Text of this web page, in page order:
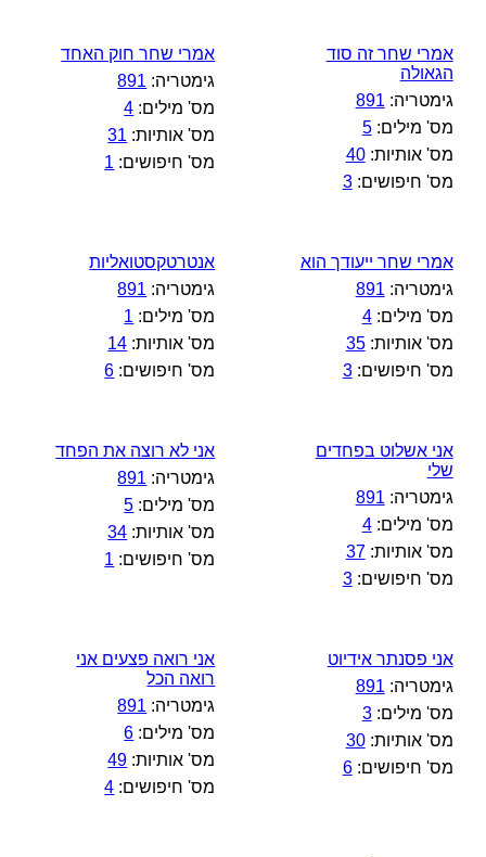
אמרי שחר זה סוד
הגאולה
גימטריה: 891
מס' מילים:5
מס' אותיות:40
מס' חיפושים:3
אמרי שחר חוק האחד
גימטריה: 891
מס' מילים: 4
מס' אותיות: 31
מס' חיפושים: 1
אמרי שחר ייעודך הוא
גימטריה: 891
מס' מילים:4
מס' אותיות:35
מס' חיפושים:3
אנטרטקסטואליות
גימטריה: 891
מס' מילים: 1
מס' אותיות: 14
מס' חיפושים: 6
אני אשלוט בפחדים
שלי
גימטריה: 891
מס' מילים:4
מס' אותיות:37
מס' חיפושים:3
אני לא רוצה את הפחד
גימטריה: 891
מס' מילים: 5
מס' אותיות: 34
מס' חיפושים: 1
אני פסנתר אידיוט
גימטריה: 891
מס' מילים:3
מס' אותיות:30
מס' חיפושים:6
אני רואה פצעים אני
רואה הכל
גימטריה: 891
מס' מילים: 6
מס' אותיות: 49
מס' חיפושים: 4